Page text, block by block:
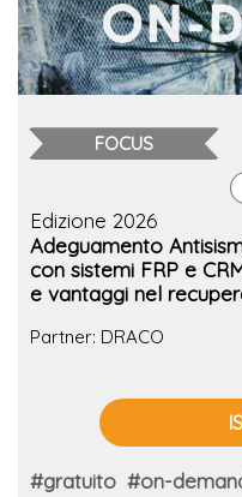
FOCUS
Edizione 2026
Adeguamento
con sistemi FRP e
e vantaggi nel
Partner: DRACO
#gratuito #on-